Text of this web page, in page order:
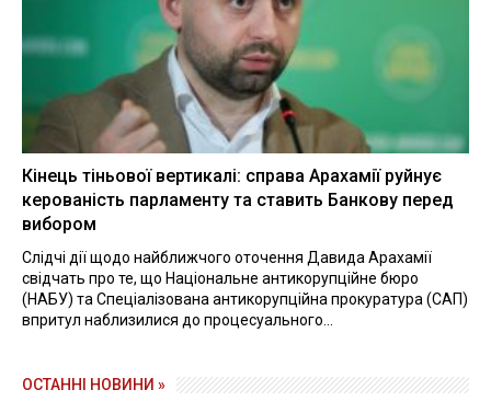
Кінець тіньової вертикалі: справа Арахамії руйнує
керованість парламенту та ставить Банкову перед
вибором
Слідчі дії щодо найближчого оточення Давида Арахамії
свідчать про те, що Національне антикорупційне бюро
(НАБУ) та Спеціалізована антикорупційна прокуратура (САП)
впритул наблизилися до процесуального...
ОСТАННІ НОВИНИ »